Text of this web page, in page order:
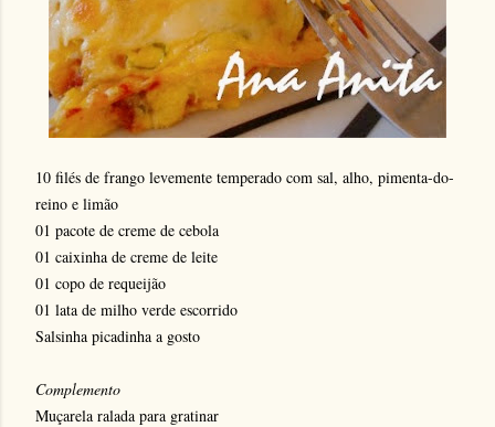
10 filés de frango levemente temperado com sal, alho, pimenta-do-
reino e limão
01 pacote de creme de cebola
01 caixinha de creme de leite
01 copo de requeijão
01 lata de milho verde escorrido
Salsinha picadinha a gosto
Complemento
Muçarela ralada para gratinar